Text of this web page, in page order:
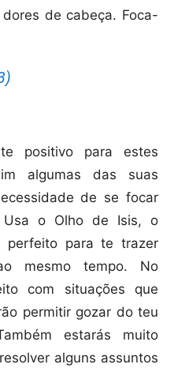
de cabeça. Foca-
positivo para estes
algumas das suas
de se focar
Usa o Olho de Isis, o
perfeito para te trazer
mesmo tempo. No
com situações que
permitir gozar do teu
estarás muito
alguns assuntos